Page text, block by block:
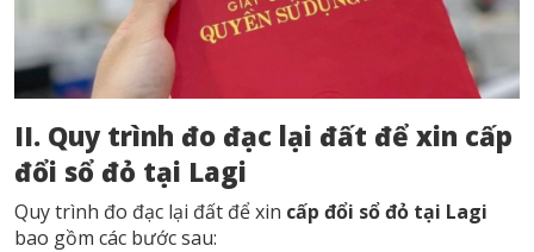
II. Quy trình đo đạc lại đất để xin cấp
đổi sổ đỏ tại Lagi
Quy trình đo đạc lại đất để xin cấp đổi sổ đỏ tại Lagi
bao gồm các bước sau: